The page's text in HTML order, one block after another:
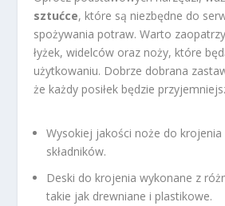
sztućce, które są niezbędne do
spożywania potraw. Warto
łyżek, widelców oraz noży, które
użytkowaniu. Dobrze dobrana
że każdy posiłek będzie
Wysokiej jakości noże do
składników.
Deski do krojenia wykonane z
takie jak drewniane i plastikowe.